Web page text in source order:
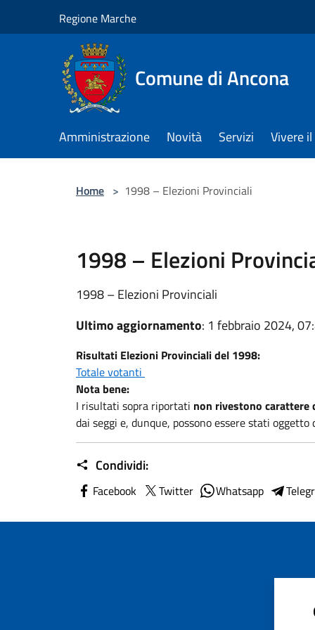
Regione Marche
Comune di Ancona
Amministrazione Novità Servizi Vivere
Home > 1998 – Elezioni Provinciali
1998 – Elezioni
1998 – Elezioni Provinciali
Ultimo aggiornamento: 1 febbraio 2024,
Risultati Elezioni Provinciali del 1998:
Totale votanti
Nota bene:
I risultati sopra riportati non rivestono
dai seggi e, dunque, possono essere stati
Condividi:
Facebook Twitter Whatsapp